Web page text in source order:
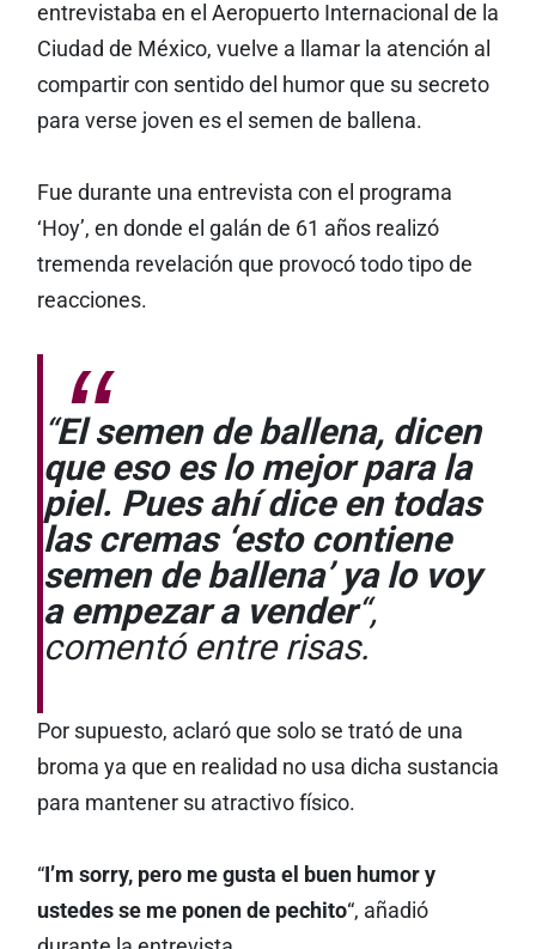
entrevistaba en el Aeropuerto Internacional de la
Ciudad de México, vuelve a llamar la atención al
compartir con sentido del humor que su secreto
para verse joven es el semen de ballena.
Fue durante una entrevista con el programa
‘Hoy’, en donde el galán de 61 años realizó
tremenda revelación que provocó todo tipo de
reacciones.
“El semen de ballena, dicen
que eso es lo mejor para la
piel. Pues ahí dice en todas
las cremas ‘esto contiene
semen de ballena’ ya lo voy
a empezar a vender“,
comentó entre risas.
Por supuesto, aclaró que solo se trató de una
broma ya que en realidad no usa dicha sustancia
para mantener su atractivo físico.
“I’m sorry, pero me gusta el buen humor y
ustedes se me ponen de pechito“, añadió